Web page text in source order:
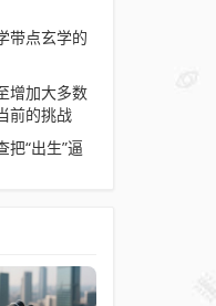
带点玄学的
增加大多数
前的挑战
“出生”逼